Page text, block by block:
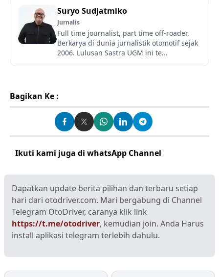
Suryo Sudjatmiko
Jurnalis
Full time journalist, part time off-roader.
Berkarya di dunia jurnalistik otomotif sejak
2006. Lulusan Sastra UGM ini te...
Bagikan Ke :
Ikuti kami juga di whatsApp Channel
Dapatkan update berita pilihan dan terbaru setiap
hari dari otodriver.com. Mari bergabung di Channel
Telegram OtoDriver, caranya klik link
https://t.me/otodriver, kemudian join. Anda Harus
install aplikasi telegram terlebih dahulu.